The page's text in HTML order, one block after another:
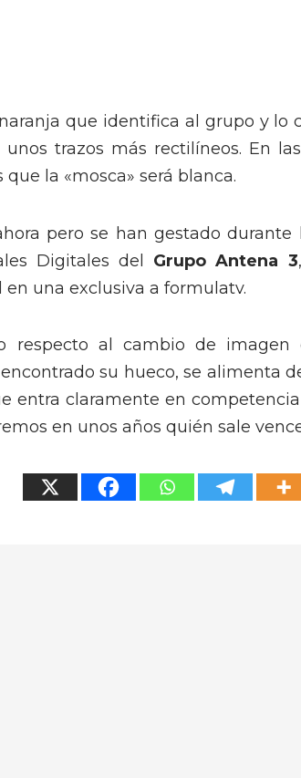
que identifica al grupo y lo
trazos más rectilíneos. En
la «mosca» será blanca.
pero se han gestado durante
Digitales del Grupo Antena 3
una exclusiva a formulatv.
respecto al cambio de
su hueco, se alimenta
entra claramente en
en unos años quién sale